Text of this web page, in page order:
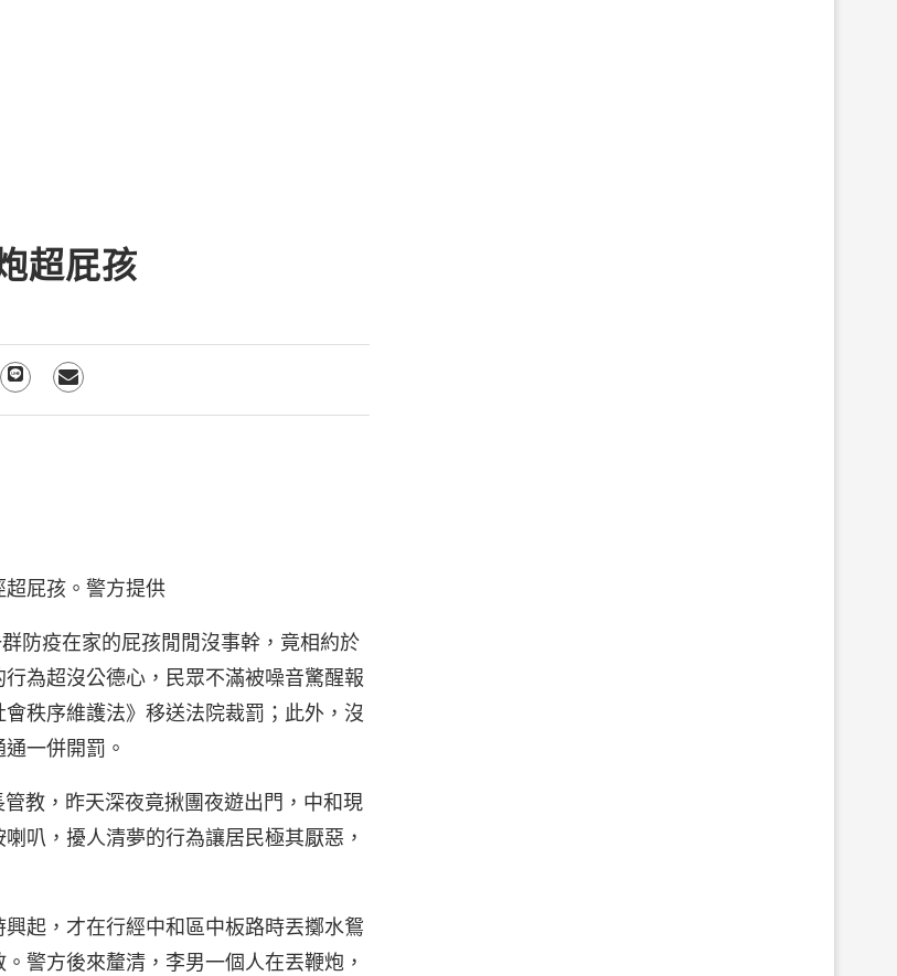
超屁孩
屁孩。警方提供
防疫在家的屁孩閒閒沒事幹，竟相約於
為超沒公德心，民眾不滿被噪音驚醒報
秩序維護法》移送法院裁罰；此外，沒
一併開罰。
教，昨天深夜竟揪團夜遊出門，中和現
叭，擾人清夢的行為讓居民極其厭惡，
起，才在行經中和區中板路時丟擲水鴛
警方後來釐清，李男一個人在丟鞭炮，